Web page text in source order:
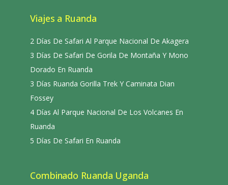
Viajes a Ruanda
2 Días De Safari Al Parque Nacional De Akagera
3 Días De Safari De Gorila De Montaña Y Mono
Dorado En Ruanda
3 Días Ruanda Gorilla Trek Y Caminata Dian
Fossey
4 Días Al Parque Nacional De Los Volcanes En
Ruanda
5 Días De Safari En Ruanda
Combinado Ruanda Uganda